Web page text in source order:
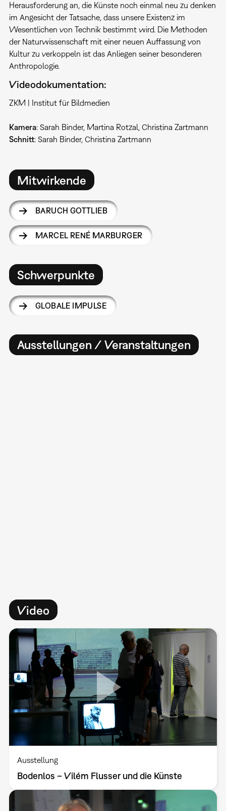
Herausforderung an, die Künste noch einmal neu zu denken
im Angesicht der Tatsache, dass unsere Existenz im
Wesentlichen von Technik bestimmt wird. Die Methoden
der Naturwissenschaft mit einer neuen Auffassung von
Kultur zu verkoppeln ist das Anliegen seiner besonderen
Anthropologie.
Videodokumentation:
ZKM | Institut für Bildmedien
Kamera: Sarah Binder, Martina Rotzal, Christina Zartmann
Schnitt: Sarah Binder, Christina Zartmann
Mitwirkende
BARUCH GOTTLIEB
MARCEL RENÉ MARBURGER
Schwerpunkte
GLOBALE IMPULSE
Ausstellungen / Veranstaltungen
Video
Ausstellung
Bodenlos – Vilém Flusser und die Künste